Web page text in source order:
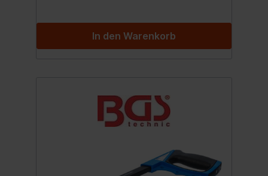
In den Warenkorb